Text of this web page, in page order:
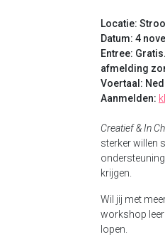
Locatie:
Datum: 4
Entree: Gratis.
afmelding
Voertaal:
Aanmelden:
Creatief & In
sterker willen
krijgen.
Wil jij met
workshop
lopen.